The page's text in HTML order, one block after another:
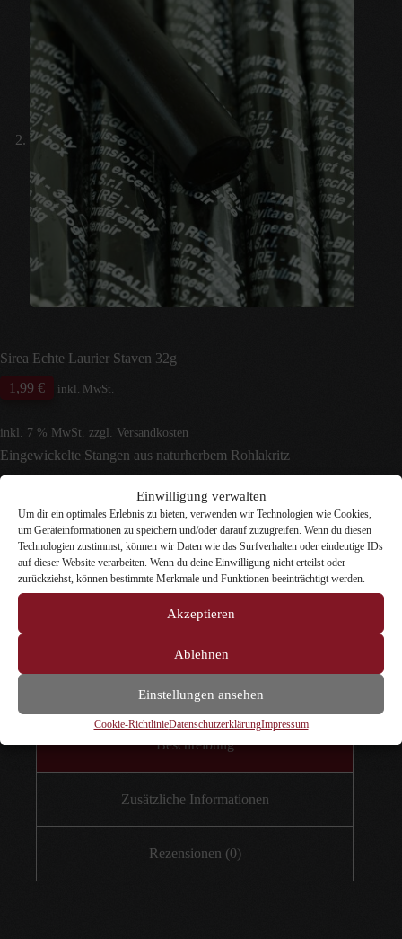
Einwilligung verwalten
Um dir ein optimales Erlebnis zu bieten, verwenden wir Technologien wie Cookies,
um Geräteinformationen zu speichern und/oder darauf zuzugreifen. Wenn du diesen
Technologien zustimmst, können wir Daten wie das Surfverhalten oder eindeutige IDs
auf dieser Website verarbeiten. Wenn du deine Einwilligung nicht erteilst oder
zurückziehst, können bestimmte Merkmale und Funktionen beeinträchtigt werden.
Akzeptieren
Ablehnen
Einstellungen ansehen
Cookie-RichtlinieDatenschutzerklärungImpressum
Sirea Echte Laurier Staven 32g
1,99 € inkl. MwSt.
inkl. 7 % MwSt. zzgl. Versandkosten
Eingewickelte Stangen aus naturherbem Rohlakritz
Enthält Lakritz – Menschen mit hohem Blutdruck sollten
einen übermäßigen Verzehr vermeiden.
Nicht vorrätig
Kategorien:Glutenfreies Lakritz
für die Küche
Vegetarisches Lakritz
Beschreibung
Zusätzliche Informationen
Rezensionen (0)